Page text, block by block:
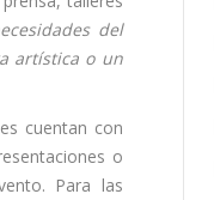
del
artística o un
cuentan con
o
Para las